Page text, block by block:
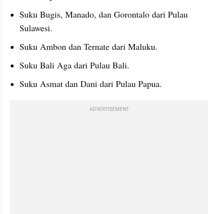
Suku Bugis, Manado, dan Gorontalo dari Pulau
Sulawesi.
Suku Ambon dan Ternate dari Maluku.
Suku Bali Aga dari Pulau Bali.
Suku Asmat dan Dani dari Pulau Papua.
ADVERTISEMENT